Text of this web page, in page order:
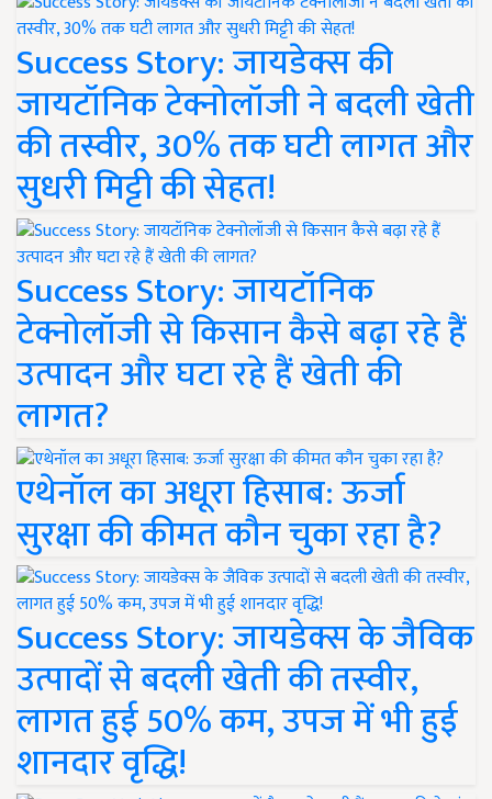
Success Story: जायडेक्स की
जायटॉनिक टेक्नोलॉजी ने बदली खेती
की तस्वीर, 30% तक घटी लागत और
सुधरी मिट्टी की सेहत!
Success Story: जायटॉनिक
टेक्नोलॉजी से किसान कैसे बढ़ा रहे हैं
उत्पादन और घटा रहे हैं खेती की
लागत?
एथेनॉल का अधूरा हिसाब: ऊर्जा
सुरक्षा की कीमत कौन चुका रहा है?
Success Story: जायडेक्स के जैविक
उत्पादों से बदली खेती की तस्वीर,
लागत हुई 50% कम, उपज में भी हुई
शानदार वृद्धि!